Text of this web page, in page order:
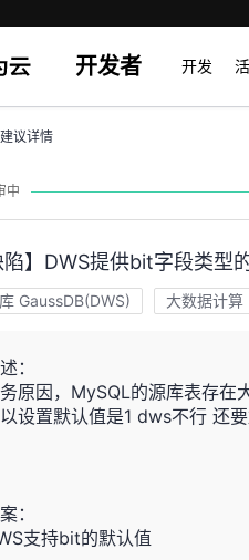
开发者 开发
建议详情
中
陷】DWS提供bit字段类型
GaussDB(DWS) 大数据计算
：
原因，MySQL的源库表存
设置默认值是1 dws不行 还
：
支持bit的默认值